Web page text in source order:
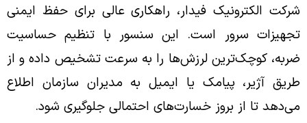
شرکت الکترونیک فیدار، راهکاری عالی برای حفظ ایمنی
تجهیزات سرور است. این سنسور با تنظیم حساسیت
ضربه، کوچک‌ترین لرزش‌ها را به سرعت تشخیص داده و از
طریق آژیر، پیامک یا ایمیل به مدیران سازمان اطلاع
می‌دهد تا از بروز خسارت‌های احتمالی جلوگیری شود.